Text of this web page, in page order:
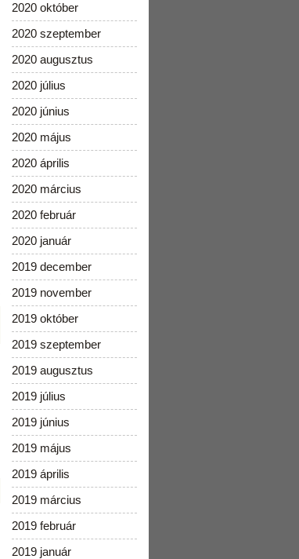
2020 október
2020 szeptember
2020 augusztus
2020 július
2020 június
2020 május
2020 április
2020 március
2020 február
2020 január
2019 december
2019 november
2019 október
2019 szeptember
2019 augusztus
2019 július
2019 június
2019 május
2019 április
2019 március
2019 február
2019 január